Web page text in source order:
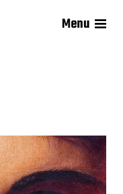
Menu